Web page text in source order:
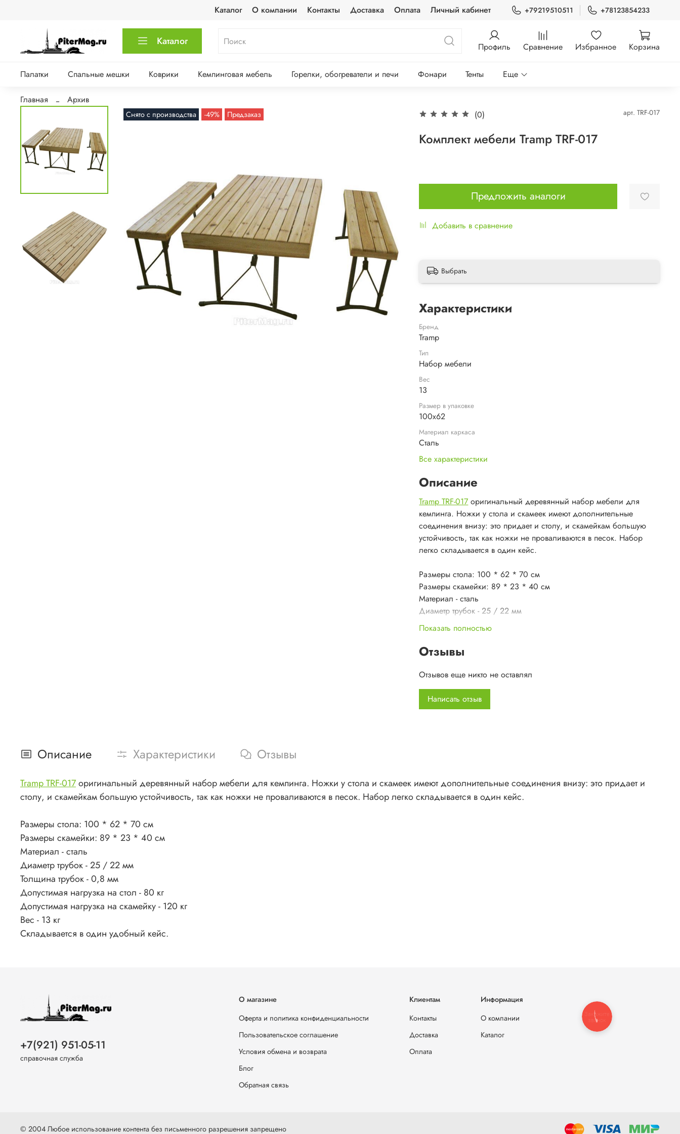
Каталог О компании Контакты Доставка Оплата Личный кабинет +79219510511 +78123854233
Каталог Профиль Сравнение Избранное Корзина
Палатки Спальные мешки Коврики Кемпинговая мебель Горелки, обогреватели и печи Фонари Тенты Еще
Главная Архив
Снято с производства -49% Предзаказ (0) арт. TRF-017
Комплект мебели Tramp TRF-017
Предложить аналоги
Добавить в сравнение
Выбрать
Характеристики
Бренд
Tramp
Тип
Набор мебели
Вес
13
Размер в упаковке
100x62
Материал каркаса
Сталь
Все характеристики
Описание
Tramp TRF-017 оригинальный деревянный набор мебели для
кемпинга. Ножки у стола и скамеек имеют дополнительные
соединения внизу: это придает и столу, и скамейкам большую
устойчивость, так как ножки не проваливаются в песок. Набор
легко складывается в один кейс.
Размеры стола: 100 * 62 * 70 см
Размеры скамейки: 89 * 23 * 40 см
Материал - сталь
Диаметр трубок - 25 / 22 мм
Толщина трубок - 0,8 мм
Допустимая нагрузка на стол - 80 кг
Допустимая нагрузка на скамейку - 120 кг
Вес - 13 кг
Складывается в один удобный кейс.
Показать полностью
Отзывы
Отзывов еще никто не оставлял
Написать отзыв
Описание Характеристики Отзывы
Tramp TRF-017оригинальный деревянный набор мебели для кемпинга. Ножки у стола и скамеек имеют дополнительные соединения внизу: это придает и
столу, и скамейкам большую устойчивость, так как ножки не проваливаются в песок. Набор легко складывается в один кейс.
Размеры стола: 100 * 62 * 70 см
Размеры скамейки: 89 * 23 * 40 см
Материал - сталь
Диаметр трубок - 25 / 22 мм
Толщина трубок - 0,8 мм
Допустимая нагрузка на стол - 80 кг
Допустимая нагрузка на скамейку - 120 кг
Вес - 13 кг
Складывается в один удобный кейс.
О магазине
Оферта и политика конфиденциальности
Пользовательское соглашение
Условия обмена и возврата
Блог
Обратная связь
Клиентам
Контакты
Доставка
Оплата
Информация
О компании
Каталог
+7(921) 951-05-11
справочная служба
© 2004 Любое использование контента без письменного разрешения запрещено
Закажите
звонок